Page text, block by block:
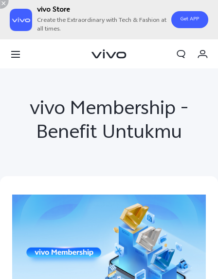
vivo Store
Create the Extraordinary with Tech & Fashion at
all times.
Get APP
Akun Saya
vivo Membership -
Benefit Untukmu